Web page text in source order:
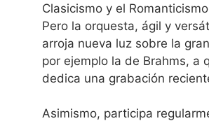
Clasicismo y el
Pero la orquesta, ágil y
arroja nueva luz sobre la
por ejemplo la de Brahms, a
dedica una grabación
Asimismo, participa